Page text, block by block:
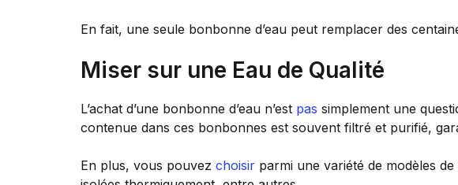
En fait, une seule bonbonne d’eau peut remplacer des
Miser sur une Eau de Qualité
L’achat d’une bonbonne d’eau n’est pas simplement une
contenue dans ces bonbonnes est souvent filtré et purifié,
En plus, vous pouvez choisir parmi une variété de modèles